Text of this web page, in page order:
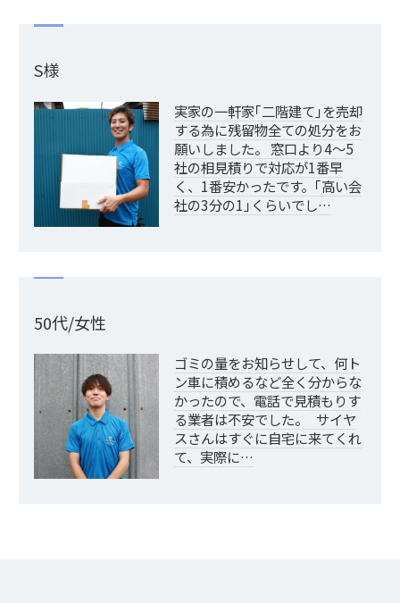
S様
実家の一軒家｢二階建て｣を売却
する為に残留物全ての処分をお
願いしました。 窓口より4～5
社の相見積りで対応が1番早
く、1番安かったです。｢高い会
社の3分の1｣くらいでし…
50代/女性
ゴミの量をお知らせして、何ト
ン車に積めるなど全く分からな
かったので、電話で見積もりす
る業者は不安でした。 サイヤ
スさんはすぐに自宅に来てくれ
て、実際に…